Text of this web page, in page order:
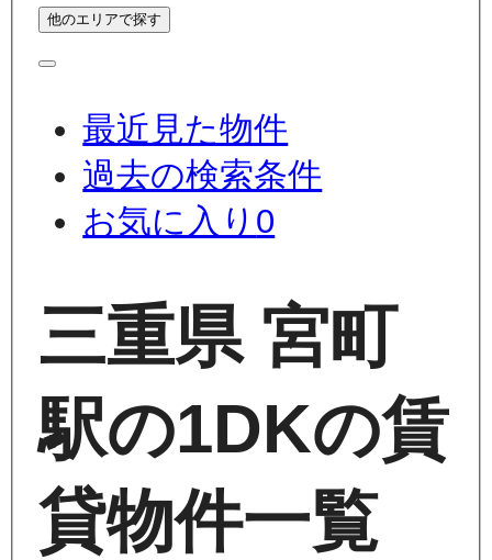
他のエリアで探す
最近見た物件
過去の検索条件
お気に入り 0
三重県 宮町
駅の1DKの賃
貸物件一覧